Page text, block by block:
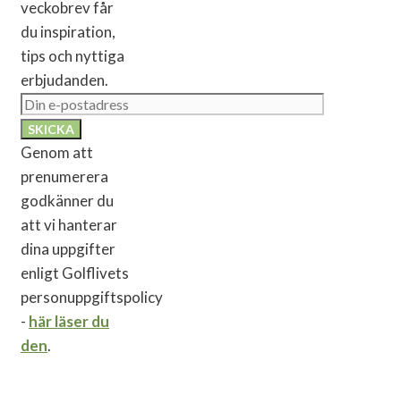
veckobrev får
du inspiration,
tips och nyttiga
erbjudanden.
Genom att
prenumerera
godkänner du
att vi hanterar
dina uppgifter
enligt Golflivets
personuppgiftspolicy
- här läser du
den.